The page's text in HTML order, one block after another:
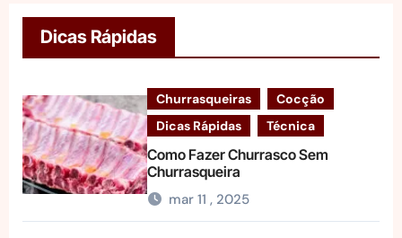
Dicas Rápidas
Churrasqueiras
Cocção
Dicas Rápidas
Técnica
Como Fazer Churrasco Sem
Churrasqueira
mar 11 , 2025